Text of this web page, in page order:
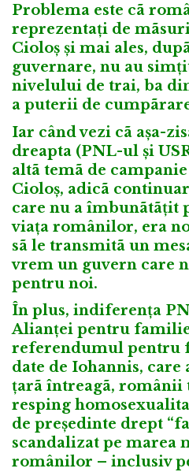
Problema este cã
reprezentați de
Cioloș și mai ales,
guvernare, nu au
nivelului de trai, ba
a puterii de
Iar când vezi cã așa-
dreapta (PNL-ul și
altã temã de
Cioloș, adicã
care nu a îmbunãtãțit
viața românilor, era
sã le transmitã un
vrem un guvern care
pentru noi.
În plus, indiferența
Alianței pentru
referendumul pentru
date de Iohannis, care
țarã întreagã,
resping
de președinte drept
scandalizat pe marea
românilor – inclusiv